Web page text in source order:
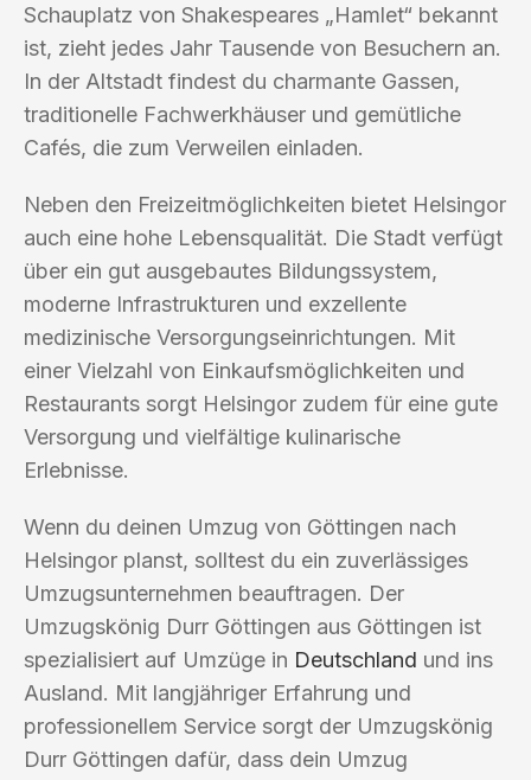
Schauplatz von Shakespeares „Hamlet“ bekannt
ist, zieht jedes Jahr Tausende von Besuchern an.
In der Altstadt findest du charmante Gassen,
traditionelle Fachwerkhäuser und gemütliche
Cafés, die zum Verweilen einladen.
Neben den Freizeitmöglichkeiten bietet Helsingor
auch eine hohe Lebensqualität. Die Stadt verfügt
über ein gut ausgebautes Bildungssystem,
moderne Infrastrukturen und exzellente
medizinische Versorgungseinrichtungen. Mit
einer Vielzahl von Einkaufsmöglichkeiten und
Restaurants sorgt Helsingor zudem für eine gute
Versorgung und vielfältige kulinarische
Erlebnisse.
Wenn du deinen Umzug von Göttingen nach
Helsingor planst, solltest du ein zuverlässiges
Umzugsunternehmen beauftragen. Der
Umzugskönig Durr Göttingen aus Göttingen ist
spezialisiert auf Umzüge in Deutschland und ins
Ausland. Mit langjähriger Erfahrung und
professionellem Service sorgt der Umzugskönig
Durr Göttingen dafür, dass dein Umzug